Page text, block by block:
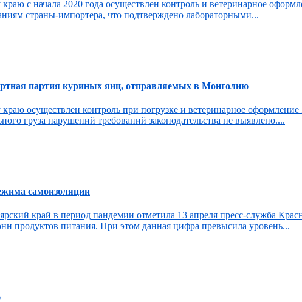
с начала 2020 года осуществлен контроль и ветеринарное
страны-импортера, что подтверждено лабораторными...
партия куриных яиц, отправляемых в Монголию
краю осуществлен контроль при погрузке и ветеринарное
груза нарушений требований законодательства не выявлено....
самоизоляции
край в период пандемии отметила 13 апреля пресс-служба
продуктов питания. При этом данная цифра превысила уровень...